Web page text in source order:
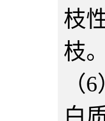
枝
枝。
（